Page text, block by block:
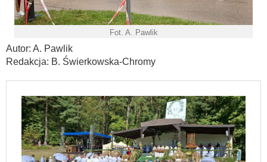
Fot. A. Pawlik
Autor: A. Pawlik
Redakcja: B. Świerkowska-Chromy